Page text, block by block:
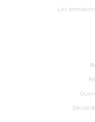
Les